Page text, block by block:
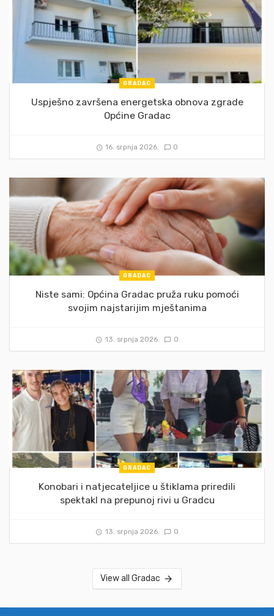
GRADAC
Uspješno završena energetska obnova zgrade
Općine Gradac
16. srpnja 2026. 0
GRADAC
Niste sami: Općina Gradac pruža ruku pomoći
svojim najstarijim mještanima
13. srpnja 2026. 0
GRADAC
Konobari i natjecateljice u štiklama priredili
spektakl na prepunoj rivi u Gradcu
13. srpnja 2026. 0
View all Gradac